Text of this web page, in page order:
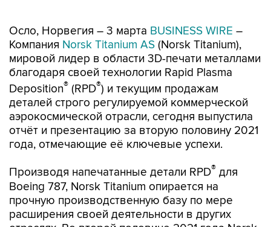
Осло, Норвегия – 3 марта BUSINESS WIRE –
Компания Norsk Titanium AS (Norsk Titanium),
мировой лидер в области 3D-печати металлами
благодаря своей технологии Rapid Plasma
Deposition® (RPD®) и текущим продажам
деталей строго регулируемой коммерческой
аэрокосмической отрасли, сегодня выпустила
отчёт и презентацию за вторую половину 2021
года, отмечающие её ключевые успехи.
Производя напечатанные детали RPD® для
Boeing 787, Norsk Titanium опирается на
прочную производственную базу по мере
расширения своей деятельности в других